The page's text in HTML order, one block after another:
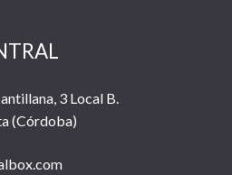
3 Local B.
(Córdoba)